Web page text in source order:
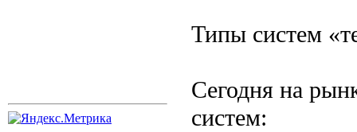
Типы систем
Сегодня на
систем: